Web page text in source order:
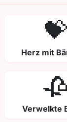
💝
Herz mit
🥀
Verwelkte